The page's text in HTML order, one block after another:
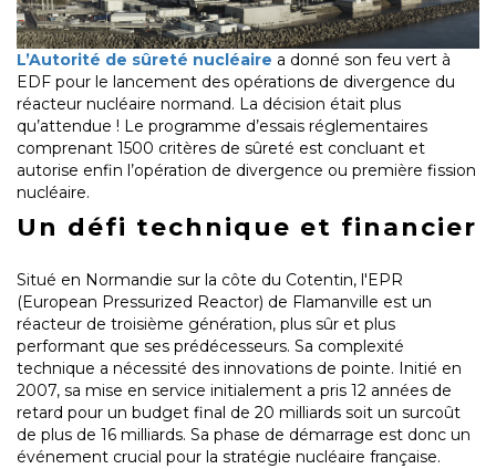
L’Autorité de sûreté nucléaire a donné son feu vert à
EDF pour le lancement des opérations de divergence du
réacteur nucléaire normand. La décision était plus
qu’attendue ! Le programme d’essais réglementaires
comprenant 1500 critères de sûreté est concluant et
autorise enfin l’opération de divergence ou première fission
nucléaire.
Un défi technique et financier
Situé en Normandie sur la côte du Cotentin, l'EPR
(European Pressurized Reactor) de Flamanville est un
réacteur de troisième génération, plus sûr et plus
performant que ses prédécesseurs. Sa complexité
technique a nécessité des innovations de pointe. Initié en
2007, sa mise en service initialement a pris 12 années de
retard pour un budget final de 20 milliards soit un surcoût
de plus de 16 milliards. Sa phase de démarrage est donc un
événement crucial pour la stratégie nucléaire française.